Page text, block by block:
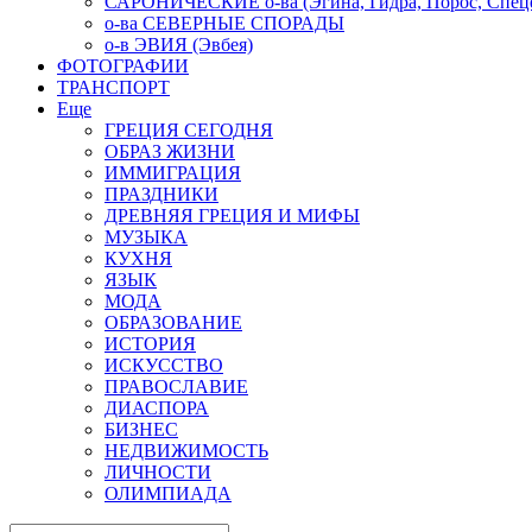
о-ва СЕВЕРНЫЕ СПОРАДЫ
о-в ЭВИЯ (Эвбея)
ФОТОГРАФИИ
ТРАНСПОРТ
Еще
ГРЕЦИЯ СЕГОДНЯ
ОБРАЗ ЖИЗНИ
ИММИГРАЦИЯ
ПРАЗДНИКИ
ДРЕВНЯЯ ГРЕЦИЯ И МИФЫ
МУЗЫКА
КУХНЯ
ЯЗЫК
МОДА
ОБРАЗОВАНИЕ
ИСТОРИЯ
ИСКУССТВО
ПРАВОСЛАВИЕ
ДИАСПОРА
БИЗНЕС
НЕДВИЖИМОСТЬ
ЛИЧНОСТИ
ОЛИМПИАДА